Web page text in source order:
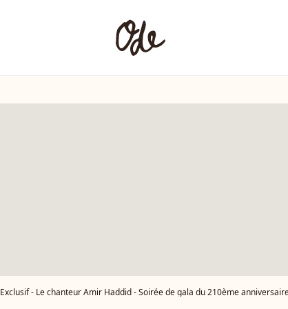
Exclusif - Le chanteur Amir Haddid - Soirée de gala du 210ème anniversaire du Consistoire (Patrimoine juif de